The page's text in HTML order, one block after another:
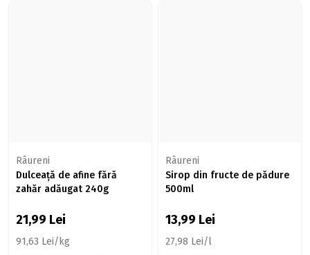
Râureni
Dulceață de afine fără
zahăr adăugat 240g
21,99 Lei
91,63 Lei/kg
Râureni
Sirop din fructe de pădure
500ml
13,99 Lei
27,98 Lei/l